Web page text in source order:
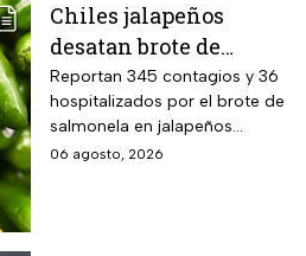
Chiles jalapeños
desatan brote de
salmonella en 27
estados de EUA
Reportan 345 contagios y 36
hospitalizados por el brote de
salmonela en jalapeños
exportados desde México
06 agosto, 2026